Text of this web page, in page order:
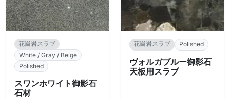
花崗岩スラブ
White / Gray / Beige
Polished
スワンホワイト御影石
石材
花崗岩スラブ Polished
ヴォルガブルー御影石
天板用スラブ